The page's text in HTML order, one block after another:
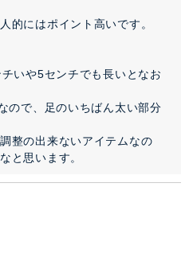
的にはポイント高いです。
いや5センチでも長いとなお
ので、足のいちばん太い部分
整の出来ないアイテムなの
と思います。